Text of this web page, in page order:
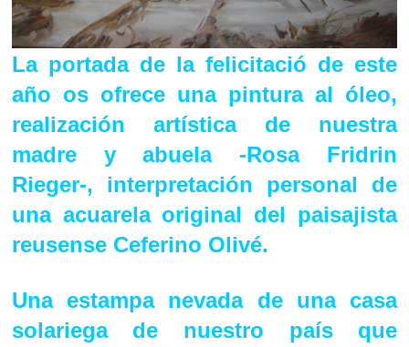
La portada de la felicitació de este
año os ofrece una pintura al óleo,
realización artística de nuestra
madre y abuela -Rosa Fridrin
Rieger-, interpretación personal de
una acuarela original del paisajista
reusense Ceferino Olivé.
Una estampa nevada de una casa
solariega de nuestro país que